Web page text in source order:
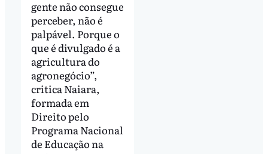
gente não consegue
perceber, não é
palpável. Porque o
que é divulgado é a
agricultura do
agronegócio”,
critica Naiara,
formada em
Direito pelo
Programa Nacional
de Educação na